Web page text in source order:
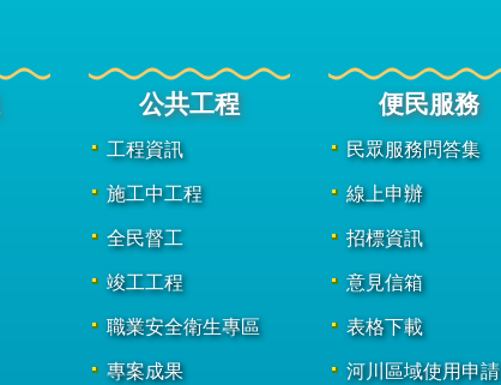
公共工程
工程資訊
施工中工程
全民督工
竣工工程
職業安全衛生專區
專案成果
便民服務
民眾服務問答集
線上申辦
招標資訊
意見信箱
表格下載
河川區域使用申請